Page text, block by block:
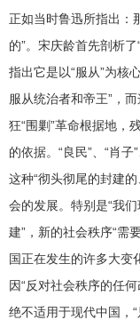
正如当时鲁迅所指出：
的”。宋庆龄首先剖析
指出它是以“服从”为核
服从统治者和帝王”，
狂“围剿”革命根据地，
的依据。“良民”、“肖子
这种“彻头彻尾的封建
会的发展。特别是“我
建”，新的社会秩序“需
国正在发生的许多大变
因“反对社会秩序的任
绝不适用于现代中国，